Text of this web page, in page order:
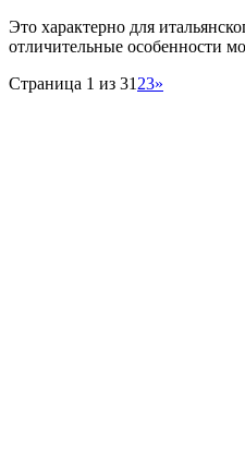
Это характерно для
отличительные особенности
Страница 1 из 31 23»